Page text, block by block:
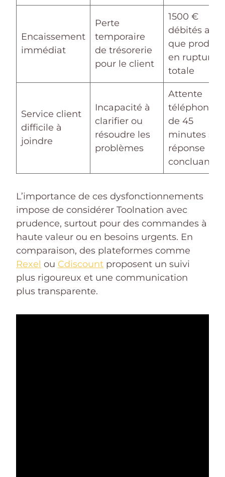
Encaissement
immédiat
Perte
temporaire
de trésorerie
pour le client
1500 €
débités
que produit
en rupture
totale
Service client
difficile à
joindre
Incapacité à
clarifier ou
résoudre les
problèmes
Attente
de 45
minutes
réponse
concluante
L’importance de ces dysfonctionnements
impose de considérer Toolnation avec
prudence, surtout pour des commandes à
haute valeur ou en besoins urgents. En
comparaison, des plateformes comme
Rexel ou Cdiscount proposent un suivi
plus rigoureux et une communication
plus transparente.